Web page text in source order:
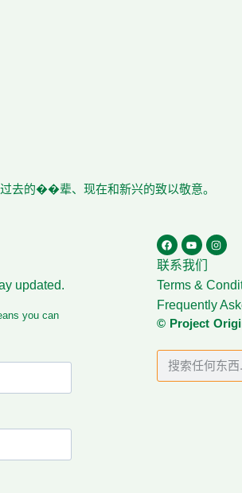
去的��辈、现在和新兴的致以敬意。
联系我们
Terms &
Frequently
© Project